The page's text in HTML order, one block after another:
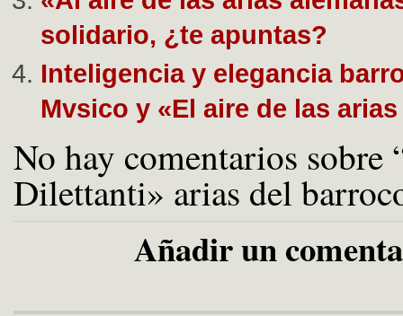
solidario, ¿te apuntas?
Inteligencia y elegancia
Mvsico y «El aire de las
No hay comentarios sobre
Dilettanti» arias del
Añadir un